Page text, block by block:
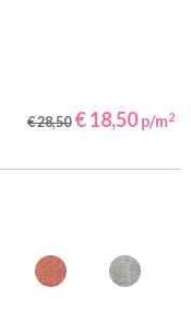
€ 28,50 € 18,50 p/m2